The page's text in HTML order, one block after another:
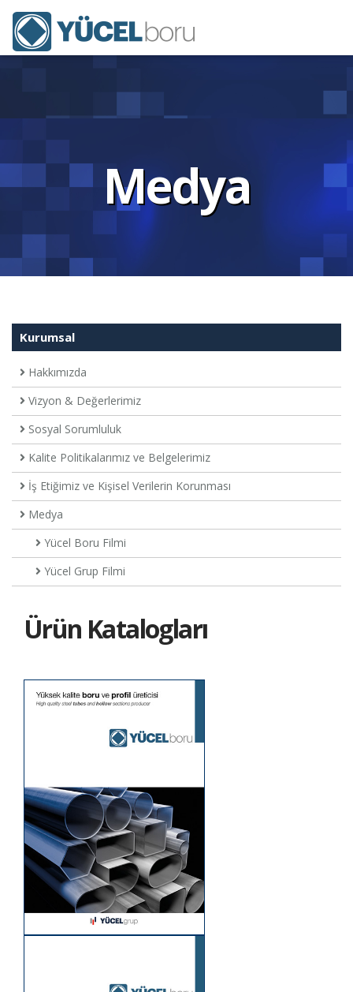
Medya
Kurumsal
Hakkımızda
Vizyon & Değerlerimiz
Sosyal Sorumluluk
Kalite Politikalarımız ve Belgelerimiz
İş Etiğimiz ve Kişisel Verilerin Korunması
Medya
Yücel Boru Filmi
Yücel Grup Filmi
Ürün Katalogları